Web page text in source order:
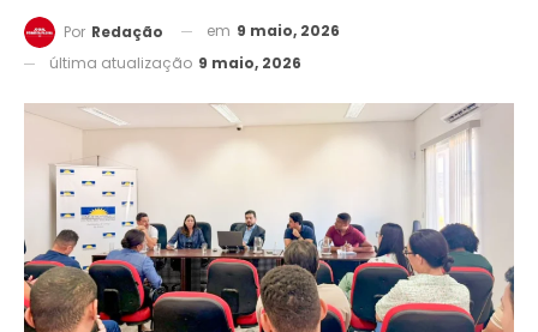
Por Redação em 9 maio, 2026
última atualização 9 maio, 2026